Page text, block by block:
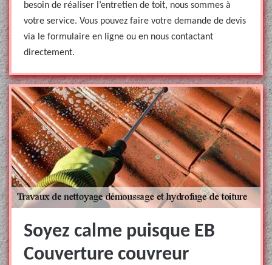
besoin de réaliser l’entretien de toit, nous sommes à
votre service. Vous pouvez faire votre demande de devis
via le formulaire en ligne ou en nous contactant
directement.
Soyez calme puisque EB
Couverture couvreur